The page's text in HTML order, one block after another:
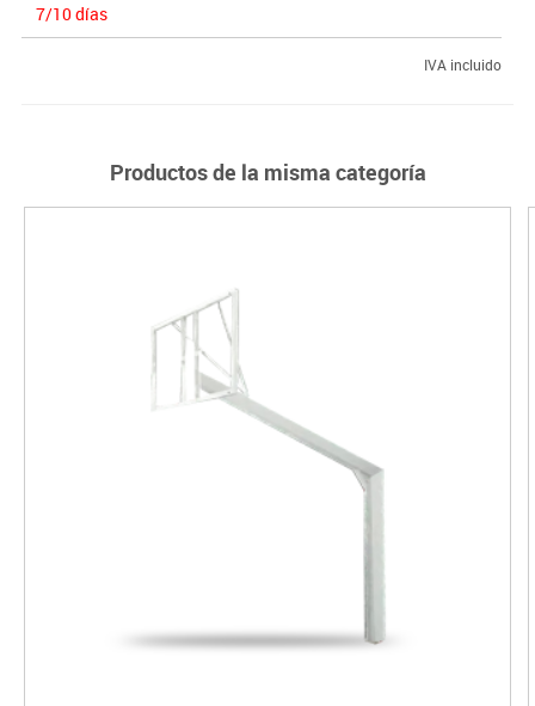
7/10 días
IVA incluido
Productos de la misma categoría